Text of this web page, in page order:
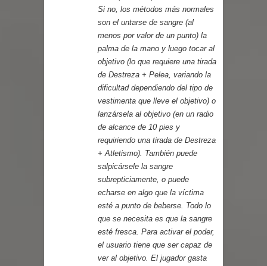
Si no, los métodos más normales
son el untarse de sangre (al
menos por valor de un punto) la
palma de la mano y luego tocar al
objetivo (lo que requiere una tirada
de Destreza + Pelea, variando la
dificultad dependiendo del tipo de
vestimenta que lleve el objetivo) o
lanzársela al objetivo (en un radio
de alcance de 10 pies y
requiriendo una tirada de Destreza
+ Atletismo). También puede
salpicársele la sangre
subrepticiamente, o puede
echarse en algo que la víctima
esté a punto de beberse. Todo lo
que se necesita es que la sangre
esté fresca. Para activar el poder,
el usuario tiene que ser capaz de
ver al objetivo. El jugador gasta